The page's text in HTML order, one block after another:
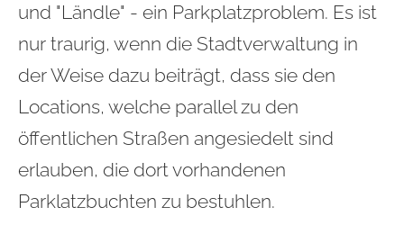
und "Ländle" - ein Parkplatzproblem. Es ist
nur traurig, wenn die Stadtverwaltung in
der Weise dazu beiträgt, dass sie den
Locations, welche parallel zu den
öffentlichen Straßen angesiedelt sind
erlauben, die dort vorhandenen
Parklatzbuchten zu bestuhlen.